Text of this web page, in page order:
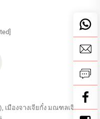
เมืองจางเจียกั๋ง มณฑลเจียงซู